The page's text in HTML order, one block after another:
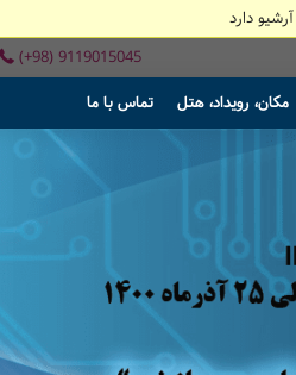
دارد
(+98) 9119015045
مکان، رویداد، هتل تماس با ما